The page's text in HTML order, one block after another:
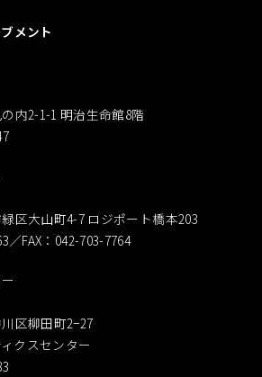
メント
内2-1-1 明治生命館8階
区大山町4-7 ロジポート橋本203
／FAX：042-703-7764
区柳田町2−27
クスセンター